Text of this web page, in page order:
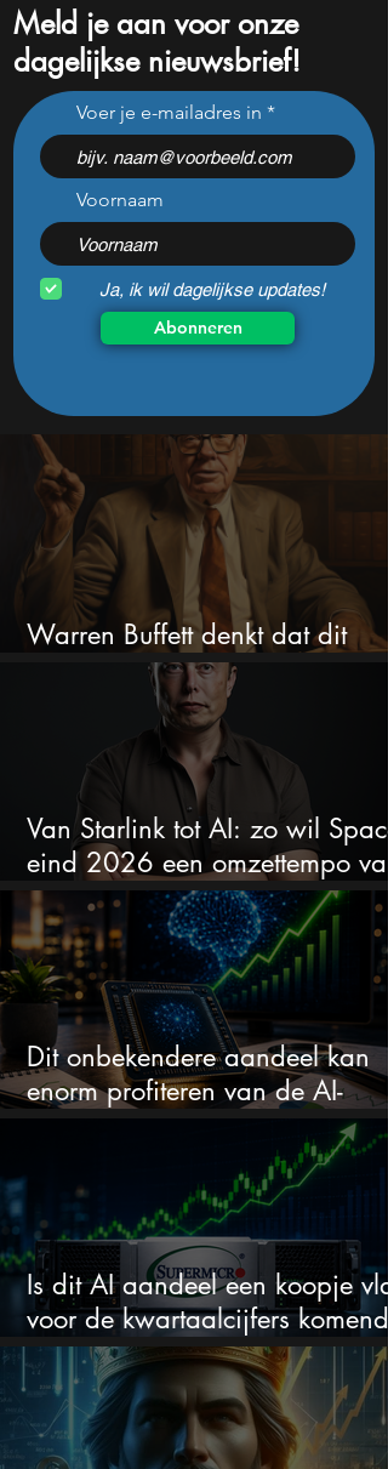
Warren Buffett verkocht dit
aandeel te vroeg en een
nieuwe rally komt er nu
aan
Meld je aan voor onze
dagelijkse nieuwsbrief!
Voer je e-mailadres in
Voornaam
Ja, ik wil dagelijkse updates!
Abonneren
Warren Buffett denkt dat dit
aandeel nu spotgoedkoop is
Van Starlink tot AI: zo wil
eind 2026 een omzettempo van
$100 miljard bereiken
Dit onbekendere aandeel kan
enorm profiteren van de AI-
revolutie
Is dit AI aandeel een koopje
voor de kwartaalcijfers komende
week?